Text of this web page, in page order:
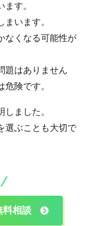
す。
います。
なくなる可能性が
題はありません
険です。
ました。
選ぶことも大切で
料相談